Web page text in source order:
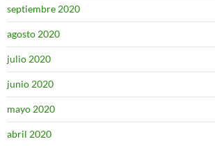
septiembre 2020
agosto 2020
julio 2020
junio 2020
mayo 2020
abril 2020